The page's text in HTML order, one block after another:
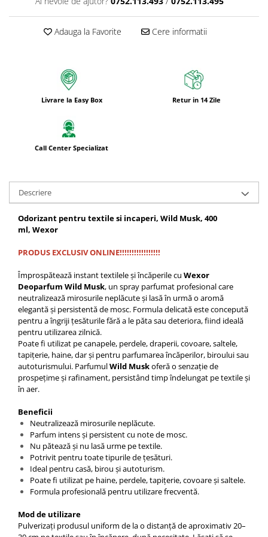
Adauga la Favorite Cere informatii
Livrare la Easy Box Retur in 14 Zile
Call Center Specializat
Descriere
Odorizant pentru textile si incaperi, Wild Musk, 400
ml, Wexor
PRODUS EXCLUSIV ONLINE!!!!!!!!!!!!!!!!!
Împrospătează instant textilele și încăperile cu Wexor
Deoparfum Wild Musk, un spray parfumat profesional care
neutralizează mirosurile neplăcute și lasă în urmă o aromă
elegantă și persistentă de mosc. Formula delicată este concepută
pentru a îngriji țesăturile fără a le păta sau deteriora, fiind ideală
pentru utilizarea zilnică.
Poate fi utilizat pe canapele, perdele, draperii, covoare, saltele,
tapițerie, haine, dar și pentru parfumarea încăperilor, biroului sau
autoturismului. ParfumulWild Muskoferă o senzație de
prospețime și rafinament, persistând timp îndelungat pe textile și
în aer.
Beneficii
Neutralizează mirosurile neplăcute.
Parfum intens și persistent cu note de mosc.
Nu pătează și nu lasă urme pe textile.
Potrivit pentru toate tipurile de țesături.
Ideal pentru casă, birou și autoturism.
Poate fi utilizat pe haine, perdele, tapițerie, covoare și saltele.
Formula profesională pentru utilizare frecventă.
Mod de utilizare
Pulverizați produsul uniform de la o distanță de aproximativ 20–